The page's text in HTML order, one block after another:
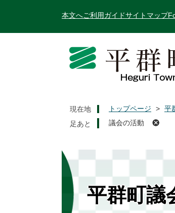
本文へご利用ガイドサイトマップ
現在地 トップページ > 平
議会の活動
平群町議